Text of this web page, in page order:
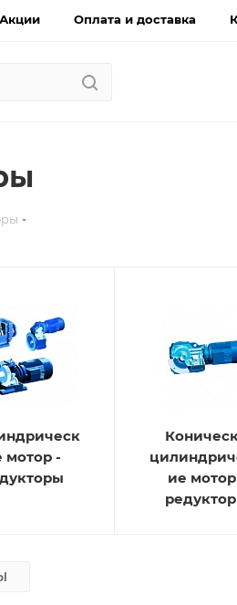
Акции Оплата и доставка
мотор -
ие